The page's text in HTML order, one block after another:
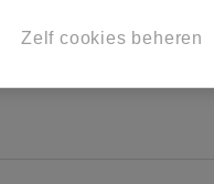
Zelf cookies beheren